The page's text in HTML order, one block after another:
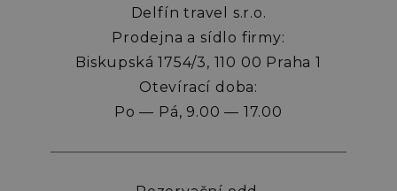
Delfín travel s.r.o.
Prodejna a sídlo firmy:
Biskupská 1754/3, 110 00 Praha 1
Otevírací doba:
Po — Pá, 9.00 — 17.00